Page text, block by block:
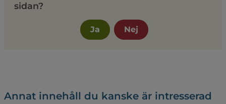
sidan?
Ja Nej
Annat innehåll du kanske är intresserad